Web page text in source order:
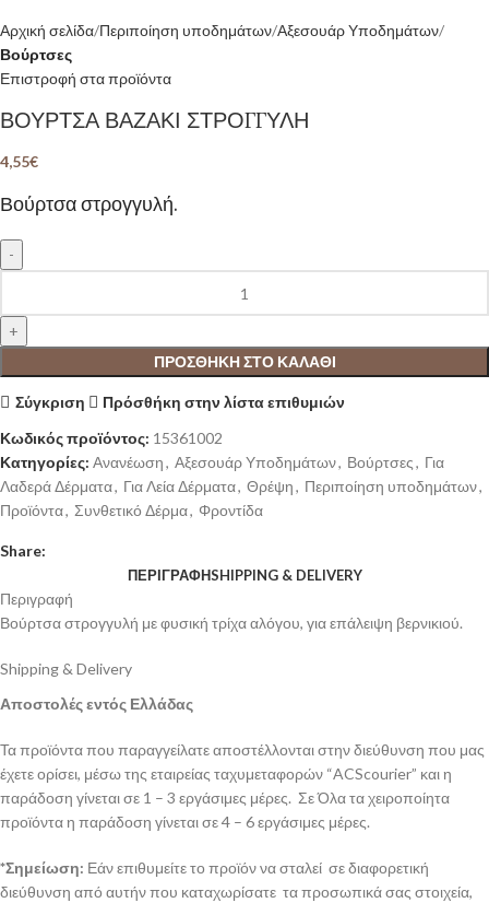
Αρχική σελίδα Περιποίηση υποδημάτων Αξεσουάρ Υποδημάτων
Βούρτσες
Επιστροφή στα προϊόντα
ΒΟΥΡΤΣΑ ΒΑΖΑΚΙ ΣΤΡΟΓΓΥΛΗ
4,55€
Βούρτσα στρογγυλή.
ΠΡΟΣΘΉΚΗ ΣΤΟ ΚΑΛΆΘΙ
Σύγκριση
Πρόσθήκη στην λίστα επιθυμιών
Κωδικός προϊόντος: 15361002
Κατηγορίες: Ανανέωση, Αξεσουάρ Υποδημάτων, Βούρτσες, Για
Λαδερά Δέρματα, Για Λεία Δέρματα, Θρέψη, Περιποίηση υποδημάτων,
Προϊόντα, Συνθετικό Δέρμα, Φροντίδα
Share:
ΠΕΡΙΓΡΑΦΉSHIPPING & DELIVERY
Περιγραφή
Βούρτσα στρογγυλή με φυσική τρίχα αλόγου, για επάλειψη βερνικιού.
Shipping & Delivery
Αποστολές εντός Ελλάδας
Τα προϊόντα που παραγγείλατε αποστέλλονται στην διεύθυνση που μας
έχετε ορίσει, μέσω της εταιρείας ταχυμεταφορών “ACScourier” και η
παράδοση γίνεται σε 1 – 3 εργάσιμες μέρες. Σε Όλα τα χειροποίητα
προϊόντα η παράδοση γίνεται σε 4 – 6 εργάσιμες μέρες.
*Σημείωση: Εάν επιθυμείτε το προϊόν να σταλεί σε διαφορετική
διεύθυνση από αυτήν που καταχωρίσατε τα προσωπικά σας στοιχεία,